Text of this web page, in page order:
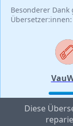
Besonderer Dank
Übersetzer:innen:
Diese